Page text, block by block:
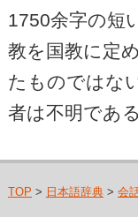
1750余字の短
教を国教に定
たものではな
者は不明である
TOP > 日本語辞典> 会